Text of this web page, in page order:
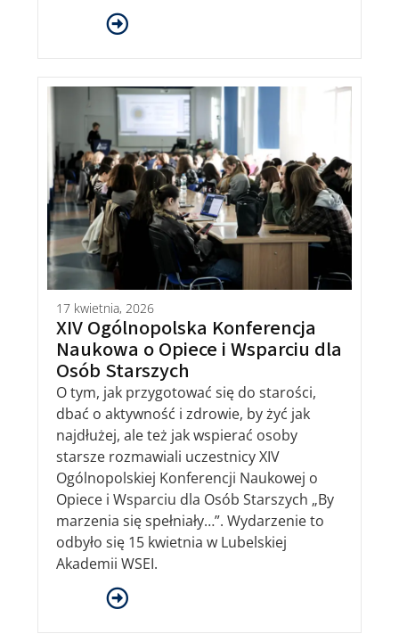
17 kwietnia, 2026
XIV Ogólnopolska Konferencja
Naukowa o Opiece i Wsparciu dla
Osób Starszych
O tym, jak przygotować się do starości,
dbać o aktywność i zdrowie, by żyć jak
najdłużej, ale też jak wspierać osoby
starsze rozmawiali uczestnicy XIV
Ogólnopolskiej Konferencji Naukowej o
Opiece i Wsparciu dla Osób Starszych „By
marzenia się spełniały…”. Wydarzenie to
odbyło się 15 kwietnia w Lubelskiej
Akademii WSEI.